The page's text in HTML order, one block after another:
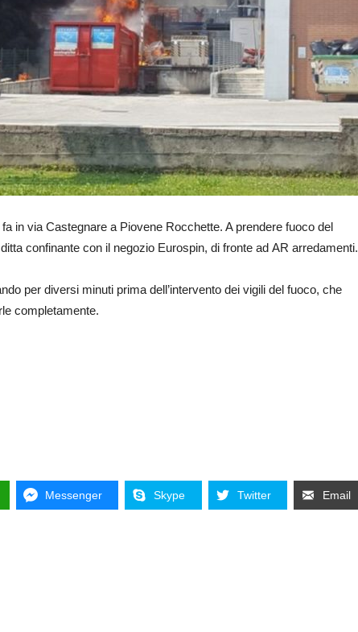
in via Castegnare a Piovene Rocchette. A prendere fuoco del
confinante con il negozio Eurospin, di fronte ad AR arredamenti.
per diversi minuti prima dell’intervento dei vigili del fuoco, che
completamente.
Messenger Skype Twitter Email